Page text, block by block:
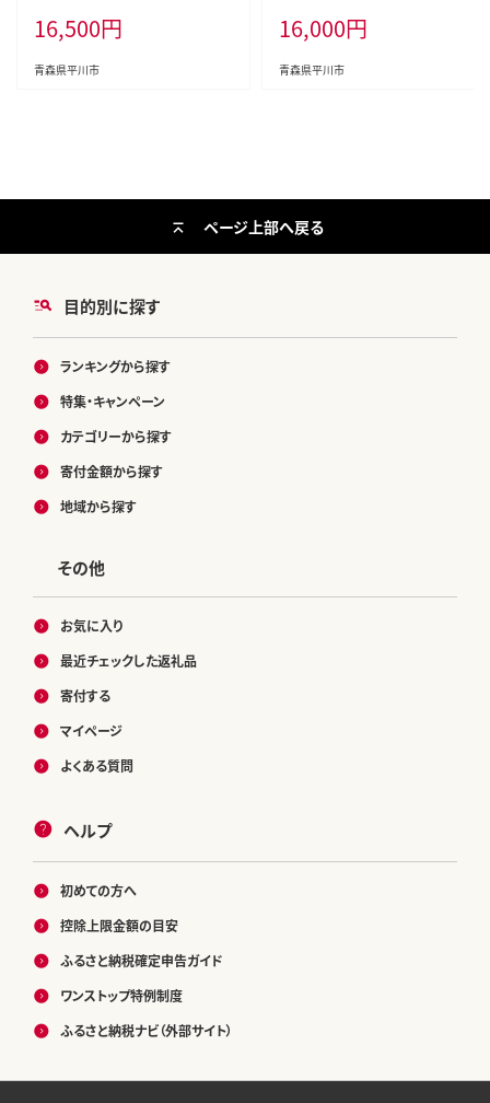
川市・りんご・おいらせ・5ｋｇ・訳あ
り・家庭用】
16,500円
青森県平川市
16,000円
青森県平川市
目的別に探す
ランキングから探す
特集・キャンペーン
カテゴリーから探す
寄付金額から探す
地域から探す
その他
お気に入り
最近チェックした返礼品
寄付する
マイページ
よくある質問
ヘルプ
初めての方へ
控除上限金額の目安
ふるさと納税確定申告ガイド
ワンストップ特例制度
ふるさと納税ナビ（外部サイト）
ページ上部へ戻る